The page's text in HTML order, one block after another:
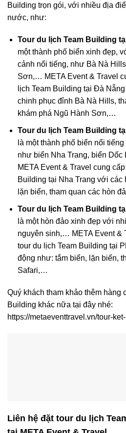
Building trọn gói, với nhiều địa
nước, như:
Tour du lịch Team Building
một thành phố biển xinh đẹp,
cảnh nổi tiếng, như Bà Nà
Sơn,… META Event & Travel
lịch Team Building tại Đà
chinh phục đỉnh Bà Nà Hills,
khám phá Ngũ Hành Sơn,…
Tour du lịch Team Building
là một thành phố biển nổi
như biển Nha Trang, biển
META Event & Travel cung
Building tại Nha Trang với các
lặn biển, tham quan các hòn
Tour du lịch Team Building
là một hòn đảo xinh đẹp với
nguyên sinh,… META Event &
tour du lịch Team Building tại
động như: tắm biển, lặn biển,
Safari,…
Quý khách tham khảo thêm hàng
Building khác nữa tại đây nhé:
https://metaeventtravel.vn/tour-
Liên hệ đặt tour du lịch